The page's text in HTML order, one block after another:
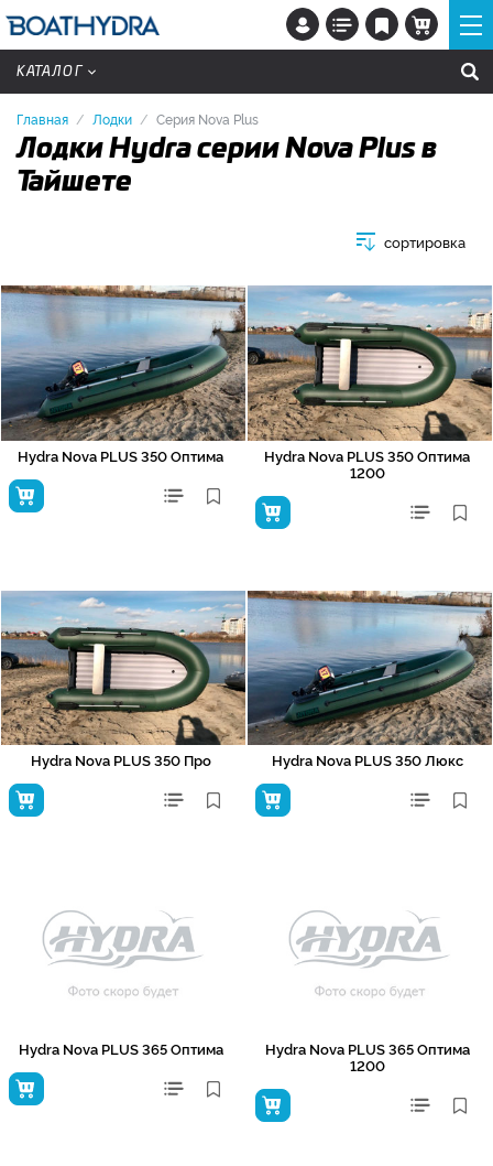
КАТАЛОГ
Главная Лодки Серия Nova Plus
Лодки Hydra серии Nova Plus в
Тайшете
сортировка
Hydra Nova PLUS 350 Оптима
Hydra Nova PLUS 350 Оптима
1200
Hydra Nova PLUS 350 Про Hydra Nova PLUS 350 Люкс
Hydra Nova PLUS 365 Оптима
Hydra Nova PLUS 365 Оптима
1200